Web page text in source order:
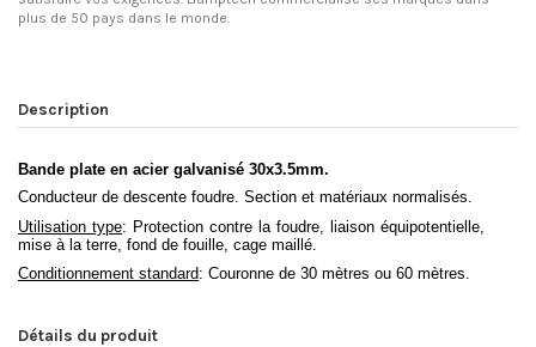
plus de 50 pays dans le monde.
Description
Bande plate en acier galvanisé 30x3.5mm.
Conducteur de descente foudre. Section et matériaux normalisés.
Utilisation type: Protection contre la foudre, liaison équipotentielle,
mise à la terre, fond de fouille, cage maillé.
Conditionnement standard: Couronne de 30 mètres ou 60 mètres.
Détails du produit